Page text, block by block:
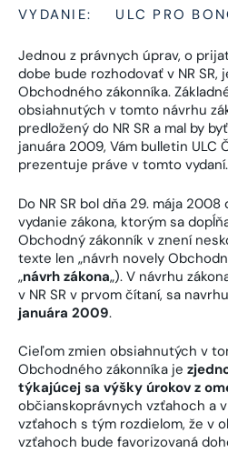
VYDANIE: ULC PRO
Jednou z právnych úprav, o
dobe bude rozhodovať v NR SR,
Obchodného zákonníka.
obsiahnutých v tomto návrhu
predložený do NR SR a mal by
januára 2009, Vám bulletin ULC
prezentuje práve v tomto vydaní.
Do NR SR bol dňa 29. mája
vydanie zákona, ktorým sa
Obchodný zákonník v znení
texte len „návrh novely
„návrh zákona„). V návrhu
v NR SR v prvom čítaní, sa
januára 2009.
Cieľom zmien obsiahnutých v
Obchodného zákonníka je
týkajúcej sa výšky úrokov z
občianskoprávnych vzťahoch a
vzťahoch s tým rozdielom, že v
vzťahoch bude favorizovaná